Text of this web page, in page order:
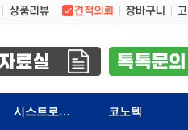
시스트로닉스 코노텍